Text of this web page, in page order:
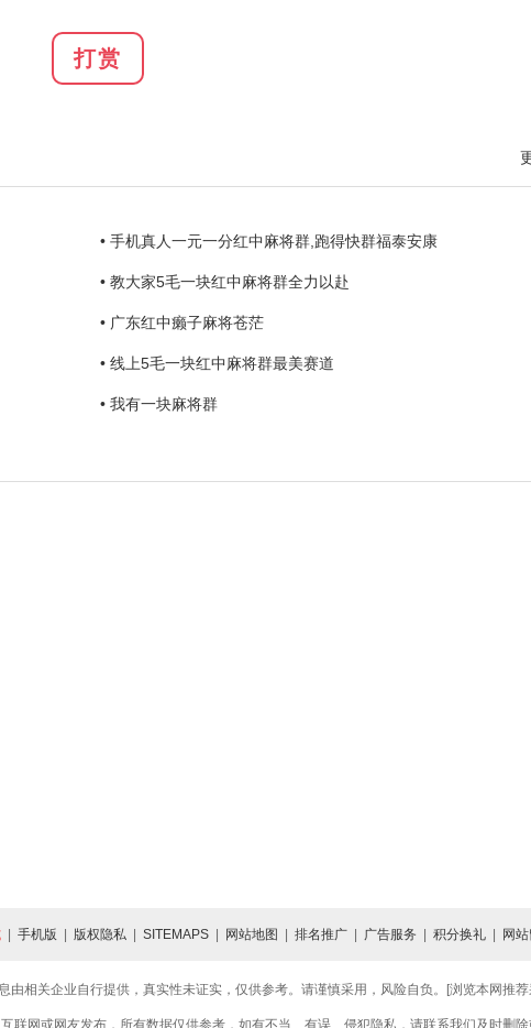
打赏
• 手机真人一元一分红中麻将群,跑得快群福泰安康
• 教大家5毛一块红中麻将群全力以赴
• 广东红中癞子麻将苍茫
• 线上5毛一块红中麻将群最美赛道
• 我有一块麻将群
手机版 版权隐私 SITEMAPS 网站地图 排名推广 广告服务 积分换礼 网
由相关企业自行提供，真实性未证实，仅供参考。请谨慎采用，风险自负。[浏览本网推
联网或网友发布，所有数据仅供参考，如有不当、有误、侵犯隐私，请联系我们及时删